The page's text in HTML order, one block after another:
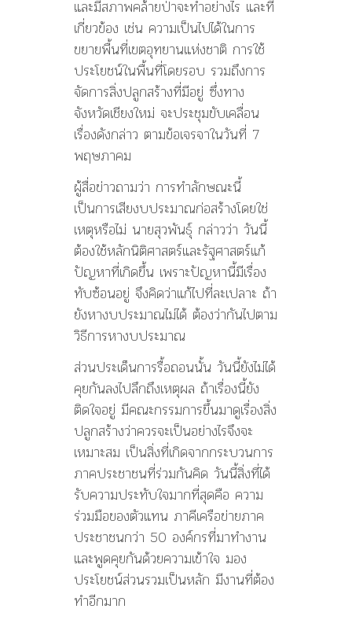
และมีสภาพคล้ายป่าจะทำอย่างไร และที่
เกี่ยวข้อง เช่น ความเป็นไปได้ในการ
ขยายพื้นที่เขตอุทยานแห่งชาติ การใช้
ประโยชน์ในพื้นที่โดยรอบ รวมถึงการ
จัดการสิ่งปลูกสร้างที่มีอยู่ ซึ่งทาง
จังหวัดเชียงใหม่ จะประชุมขับเคลื่อน
เรื่องดังกล่าว ตามข้อเจรจาในวันที่ 7
พฤษภาคม
ผู้สื่อข่าวถามว่า การทำลักษณะนี้
เป็นการเสียงบประมาณก่อสร้างโดยใช่
เหตุหรือไม่ นายสุวพันธุ์ กล่าวว่า วันนี้
ต้องใช้หลักนิติศาสตร์และรัฐศาสตร์แก้
ปัญหาที่เกิดขึ้น เพราะปัญหานี้มีเรื่อง
ทับซ้อนอยู่ จึงคิดว่าแก้ไปที่ละเปลาะ ถ้า
ยังหางบประมาณไม่ได้ ต้องว่ากันไปตาม
วิธีการหางบประมาณ
ส่วนประเด็นการรื้อถอนนั้น วันนี้ยังไม่ได้
คุยกันลงไปลึกถึงเหตุผล ถ้าเรื่องนี้ยัง
ติดใจอยู่ มีคณะกรรมการขึ้นมาดูเรื่องสิ่ง
ปลูกสร้างว่าควรจะเป็นอย่างไรจึงจะ
เหมาะสม เป็นสิ่งที่เกิดจากกระบวนการ
ภาคประชาชนที่ร่วมกันคิด วันนี้สิ่งที่ได้
รับความประทับใจมากที่สุดคือ ความ
ร่วมมือของตัวแทน ภาคีเครือข่ายภาค
ประชาชนกว่า 50 องค์กรที่มาทำงาน
และพูดคุยกันด้วยความเข้าใจ มอง
ประโยชน์ส่วนรวมเป็นหลัก มีงานที่ต้อง
ทำอีกมาก